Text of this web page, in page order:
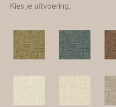
Kies je uitvoering: